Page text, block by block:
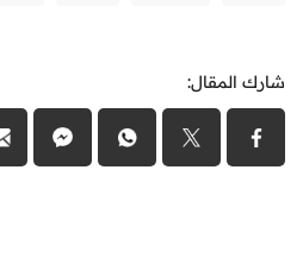
شارك المقال: